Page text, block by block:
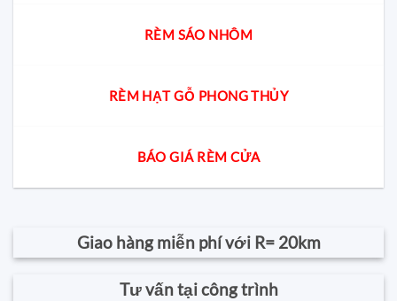
RÈM SÁO NHÔM
RÈM HẠT GỖ PHONG THỦY
BÁO GIÁ RÈM CỬA
Giao hàng miễn phí với R= 20km
Tư vấn tại công trình